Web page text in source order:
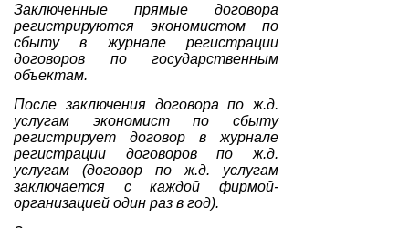
Заключенные прямые договора
регистрируются экономистом по
сбыту в журнале регистрации
договоров по государственным
объектам.
После заключения договора по ж.д.
услугам экономист по сбыту
регистрирует договор в журнале
регистрации договоров по ж.д.
услугам (договор по ж.д. услугам
заключается с каждой фирмой-
организацией один раз в год).